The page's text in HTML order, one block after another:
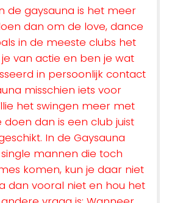
de gaysauna is het meer
dan om de love, dance
in de meeste clubs het
je van actie en ben je wat
in persoonlijk contact
misschien iets voor
het swingen meer met
dan is een club juist
In de Gaysauna
mannen die toch
komen, kun je daar niet
dan vooral niet en hou het